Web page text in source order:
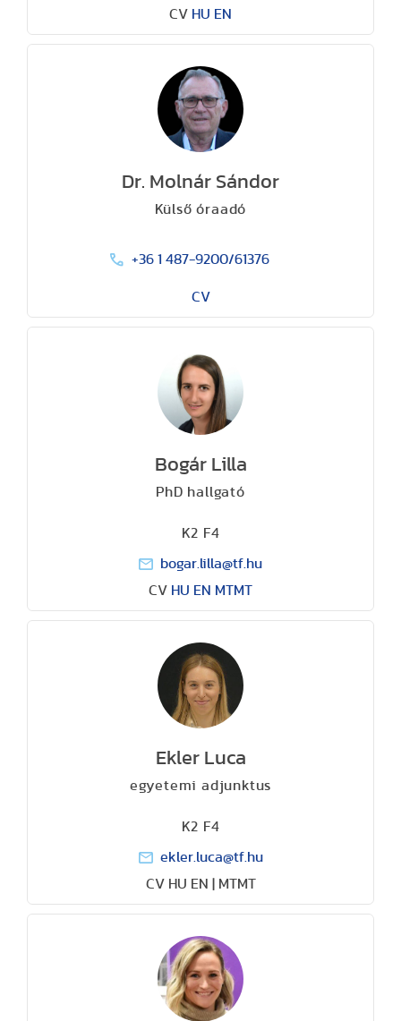
CV HU EN
Dr. Molnár Sándor
Külső óraadó
+36 1 487-9200/61376
CV
Bogár Lilla
PhD hallgató
K2 F4
bogar.lilla@tf.hu
CV HU EN MTMT
Ekler Luca
egyetemi adjunktus
K2 F4
ekler.luca@tf.hu
CV HU EN | MTMT